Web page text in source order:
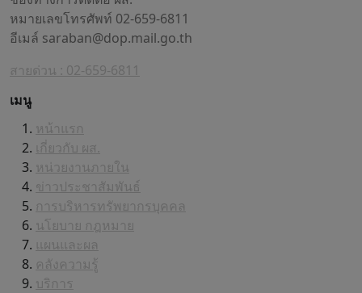
หมายเลขโทรศัพท์ 02-659-6811
อีเมล์ saraban@dop.mail.go.th
สายด่วน : 02-659-6811
เมนู
หน้าแรก
เกี่ยวกับ ผส.
หน่วยงานภายใน
ข่าวประชาสัมพันธ์
การบริหารทรัพยากรบุคคล
นโยบาย กฎหมาย
แผนและผล
คลังความรู้
บริการ